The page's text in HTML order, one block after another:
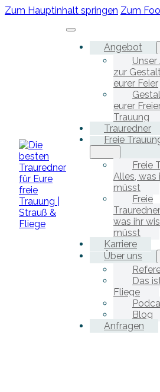
Zum Hauptinhalt springen Zum
Angebot
zur
eurer Feier
eurer
Trauung
Trauredner
Freie
Freie
Alles, was
müsst
Freie
was ihr
müsst
Karriere
Über uns
Das
Fliege
Blog
Anfragen